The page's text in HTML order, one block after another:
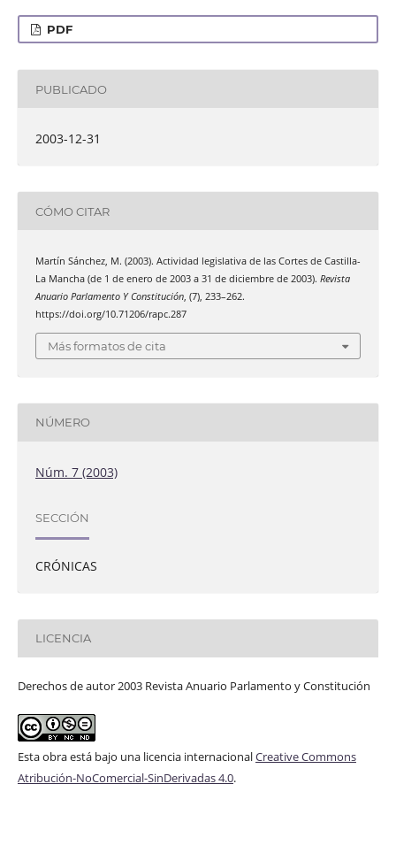
PDF
PUBLICADO
2003-12-31
CÓMO CITAR
Martín Sánchez, M. (2003). Actividad legislativa de las Cortes de Castilla-
La Mancha (de 1 de enero de 2003 a 31 de diciembre de 2003). Revista
Anuario Parlamento Y Constitución, (7), 233–262.
https://doi.org/10.71206/rapc.287
Más formatos de cita
NÚMERO
Núm. 7 (2003)
SECCIÓN
CRÓNICAS
LICENCIA
Derechos de autor 2003 Revista Anuario Parlamento y Constitución
Esta obra está bajo una licencia internacionalCreative Commons
Atribución-NoComercial-SinDerivadas 4.0.